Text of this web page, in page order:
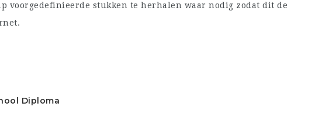
voorgedefinieerde stukken te herhalen waar nodig zodat dit de
Diploma